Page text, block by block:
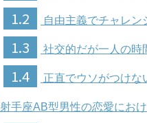
1.2 自由主義でチャレン
1.3 社交的だが一人の時
1.4 正直でウソがつけな
射手座AB型男性の恋愛にお